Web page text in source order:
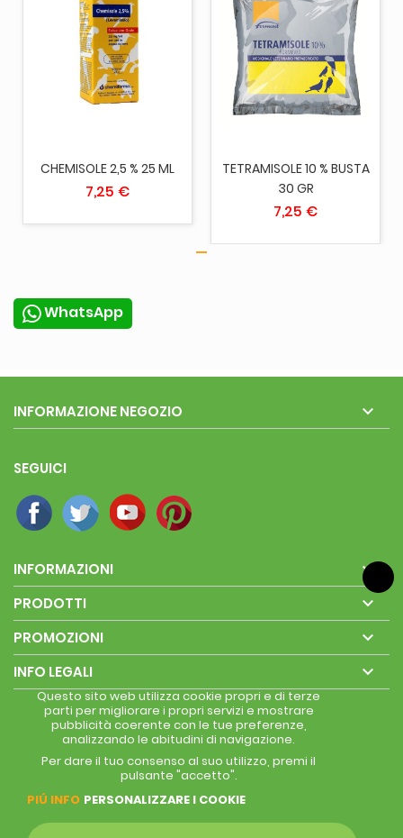
CHEMISOLE 2,5 % 25 ML
7,25 €
TETRAMISOLE 10 % BUSTA
30 GR
7,25 €
WhatsApp
INFORMAZIONE NEGOZIO 
SEGUICI
INFORMAZIONI 
PRODOTTI 
PROMOZIONI 
INFO LEGALI 
Questo sito web utilizza cookie propri e di terze
parti per migliorare i propri servizi e mostrare
pubblicità coerente con le tue preferenze,
analizzando le abitudini di navigazione.
Per dare il tuo consenso al suo utilizzo, premi il
pulsante "accetto".
PIÚ INFO PERSONALIZZARE I COOKIE